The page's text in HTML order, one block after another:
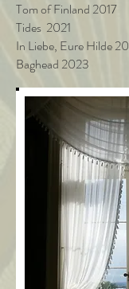
Tom of Finland 2017
Tides 2021
In Liebe, Eure Hilde
Baghead 2023